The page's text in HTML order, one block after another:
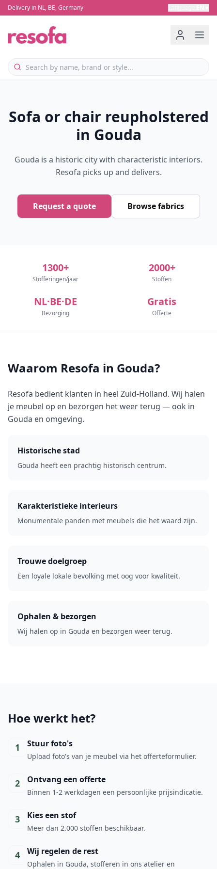
Delivery in NL, BE, Germany
Sofa or chair reupholstered
in Gouda
Gouda is a historic city with characteristic interiors.
Resofa picks up and delivers.
Request a quote Browse fabrics
1300+
Stofferingen/jaar
2000+
Stoffen
NL·BE·DE
Bezorging
Gratis
Offerte
Waarom Resofa in Gouda?
Resofa bedient klanten in heel Zuid-Holland. Wij halen
je meubel op en bezorgen het weer terug — ook in
Gouda en omgeving.
Historische stad
Gouda heeft een prachtig historisch centrum.
Karakteristieke interieurs
Monumentale panden met meubels die het waard zijn.
Trouwe doelgroep
Een loyale lokale bevolking met oog voor kwaliteit.
Ophalen & bezorgen
Wij halen op in Gouda en bezorgen weer terug.
Hoe werkt het?
1 Stuur foto's
Upload foto's van je meubel via het offerteformulier.
2 Ontvang een offerte
Binnen 1-2 werkdagen een persoonlijke prijsindicatie.
3 Kies een stof
Meer dan 2.000 stoffen beschikbaar.
4 Wij regelen de rest
Ophalen in Gouda, stofferen in ons atelier en